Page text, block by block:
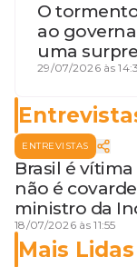
O
ao
uma
terceira
29/07/2026 às
ENTREVISTAS
Brasil é
não é
ministro da
18/07/2026 às 11:55
Mais Lidas